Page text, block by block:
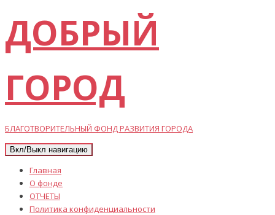
ДОБРЫЙ
ГОРОД
БЛАГОТВОРИТЕЛЬНЫЙ ФОНД РАЗВИТИЯ ГОРОДА
Вкл/Выкл навигацию
Главная
О фонде
ОТЧЕТЫ
Политика конфиденциальности